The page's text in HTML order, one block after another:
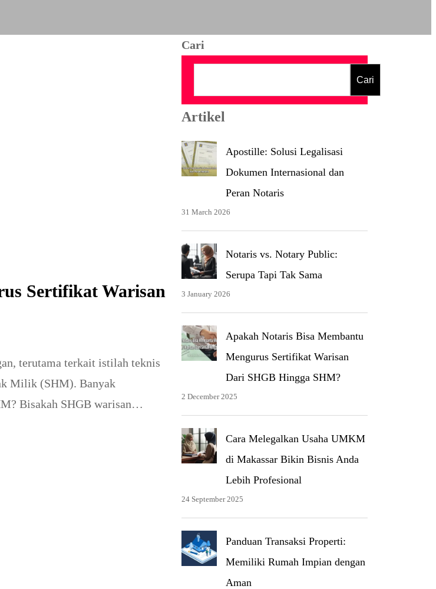
Sertifikat Warisan
terutama terkait istilah teknis
Milik (SHM). Banyak
Bisakah SHGB warisan
Cari
Cari
Artikel
Apostille: Solusi Legalisasi
Dokumen Internasional dan
Peran Notaris
31 March 2026
Notaris vs. Notary Public:
Serupa Tapi Tak Sama
3 January 2026
Apakah Notaris Bisa Membantu
Mengurus Sertifikat Warisan
Dari SHGB Hingga SHM?
2 December 2025
Cara Melegalkan Usaha UMKM
di Makassar Bikin Bisnis Anda
Lebih Profesional
24 September 2025
Panduan Transaksi Properti:
Memiliki Rumah Impian dengan
Aman